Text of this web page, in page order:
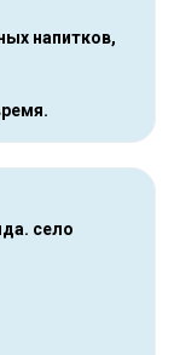
напитков,
село